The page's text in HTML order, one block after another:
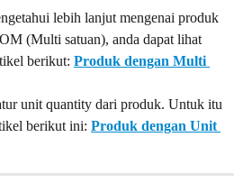
lebih lanjut mengenai produk
(Multi satuan), anda dapat lihat
berikut: Produk dengan Multi
unit quantity dari produk. Untuk itu
berikut ini: Produk dengan Unit